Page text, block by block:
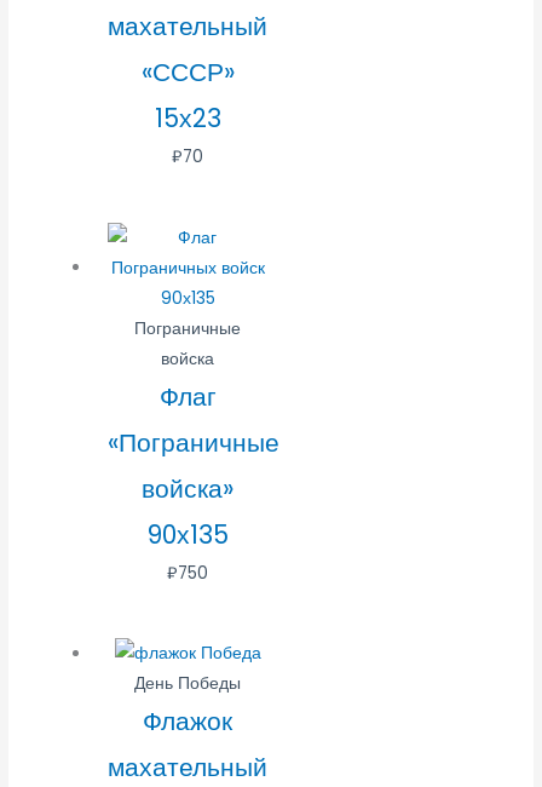
махательный
«СССР»
15х23
₽70
Пограничные
войска
Флаг
«Пограничные
войска»
90х135
₽750
День Победы
Флажок
махательный